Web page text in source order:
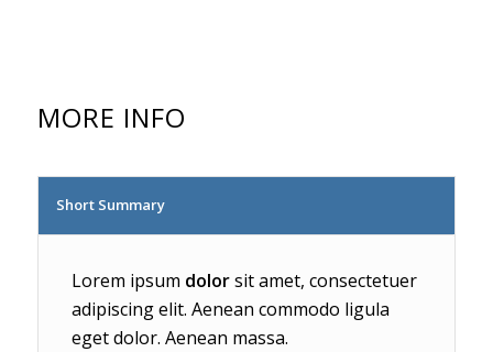
MORE INFO
Short Summary
Lorem ipsum dolorsit amet, consectetuer
adipiscing elit. Aenean commodo ligula
eget dolor. Aenean massa.